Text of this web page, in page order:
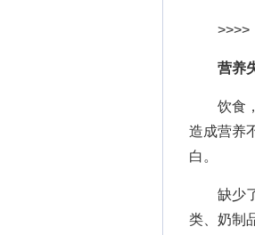
>>>>
营养
饮食，
造成营养
白。
缺少了
类、奶制